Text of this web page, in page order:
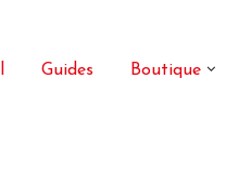
Guides Boutique